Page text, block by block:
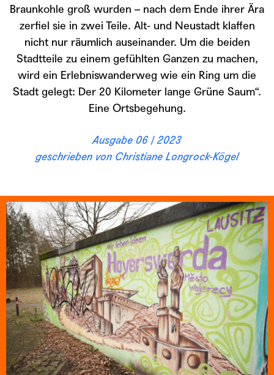
Braunkohle groß wurden – nach dem Ende ihrer Ära
zerfiel sie in zwei Teile. Alt- und Neustadt klaffen
nicht nur räumlich auseinander. Um die beiden
Stadtteile zu einem gefühlten Ganzen zu machen,
wird ein Erlebniswanderweg wie ein Ring um die
Stadt gelegt: Der 20 Kilometer lange Grüne Saum“.
Eine Ortsbegehung.
Ausgabe 06 / 2023
geschrieben von Christiane Longrock-Kögel